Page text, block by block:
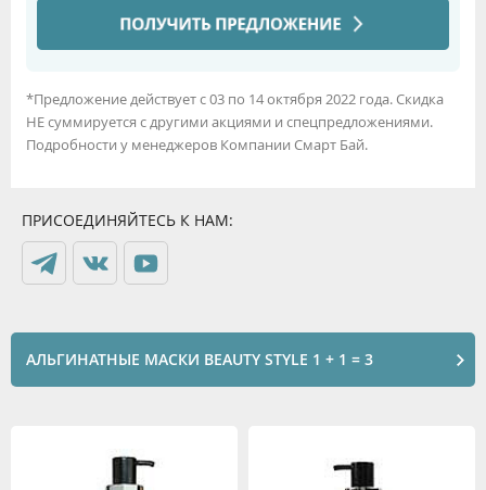
*Предложение действует с 03 по 14 октября 2022 года. Скидка
НЕ суммируется с другими акциями и спецпредложениями.
Подробности у менеджеров Компании Смарт Бай.
ПРИСОЕДИНЯЙТЕСЬ К НАМ:
АЛЬГИНАТНЫЕ МАСКИ BEAUTY STYLE 1 + 1 = 3